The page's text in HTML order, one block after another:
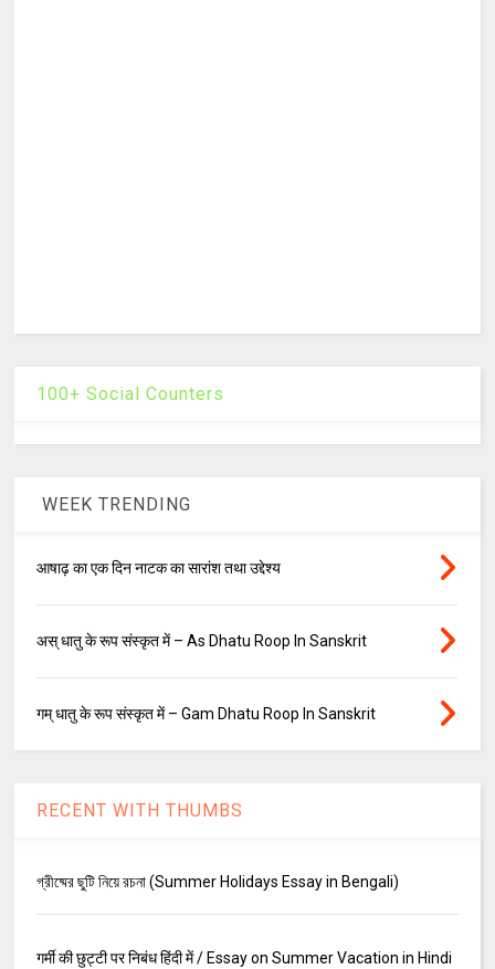
100+ Social Counters
WEEK TRENDING
आषाढ़ का एक दिन नाटक का सारांश तथा उद्देश्य
अस् धातु के रूप संस्कृत में – As Dhatu Roop In Sanskrit
गम् धातु के रूप संस्कृत में – Gam Dhatu Roop In Sanskrit
RECENT WITH THUMBS
গ্রীষ্মের ছুটি নিয়ে রচনা (Summer Holidays Essay in Bengali)
गर्मी की छुट्टी पर निबंध हिंदी में / Essay on Summer Vacation in Hindi